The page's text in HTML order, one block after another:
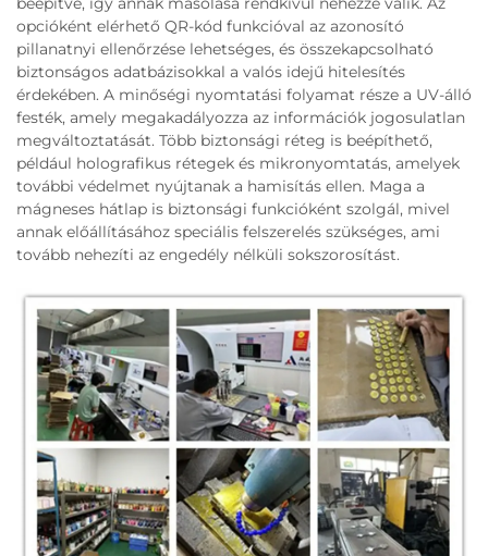
opcióként elérhető QR-kód funkcióval az azonosító
pillanatnyi ellenőrzése lehetséges, és összekapcsolható
biztonságos adatbázisokkal a valós idejű hitelesítés
érdekében. A minőségi nyomtatási folyamat része a UV-álló
festék, amely megakadályozza az információk jogosulatlan
megváltoztatását. Több biztonsági réteg is beépíthető,
például holografikus rétegek és mikronyomtatás, amelyek
további védelmet nyújtanak a hamisítás ellen. Maga a
mágneses hátlap is biztonsági funkcióként szolgál, mivel
annak előállításához speciális felszerelés szükséges, ami
tovább nehezíti az engedély nélküli sokszorosítást.